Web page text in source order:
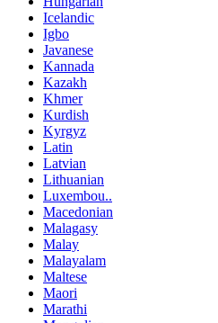
Icelandic
Igbo
Javanese
Kannada
Kazakh
Khmer
Kurdish
Kyrgyz
Latin
Latvian
Lithuanian
Luxembou..
Macedonian
Malagasy
Malay
Malayalam
Maltese
Maori
Marathi